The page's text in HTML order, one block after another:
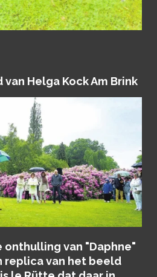
Helga Kock Am Brink
onthulling van "Daphne"
replica van het beeld